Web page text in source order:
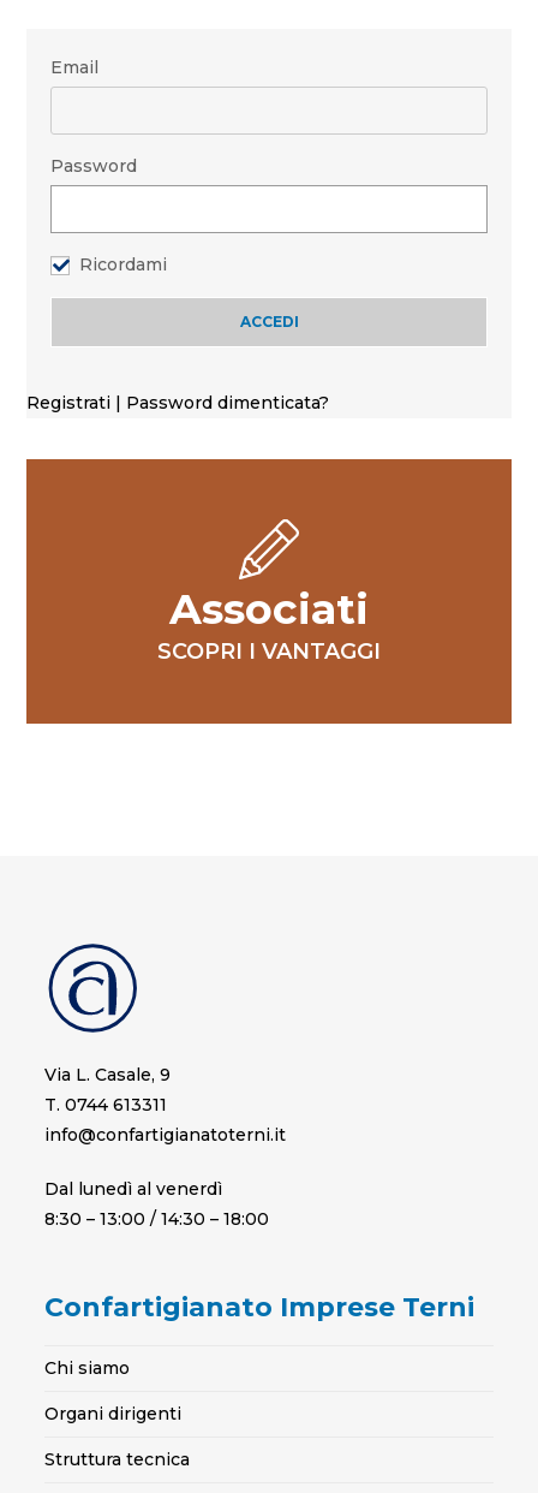
Email
Password
Ricordami
Registrati | Password dimenticata?
Associati
SCOPRI I VANTAGGI
Via L. Casale, 9
T. 0744 613311
info@confartigianatoterni.it
Dal lunedì al venerdì
8:30 – 13:00 / 14:30 – 18:00
Confartigianato Imprese Terni
Chi siamo
Organi dirigenti
Struttura tecnica